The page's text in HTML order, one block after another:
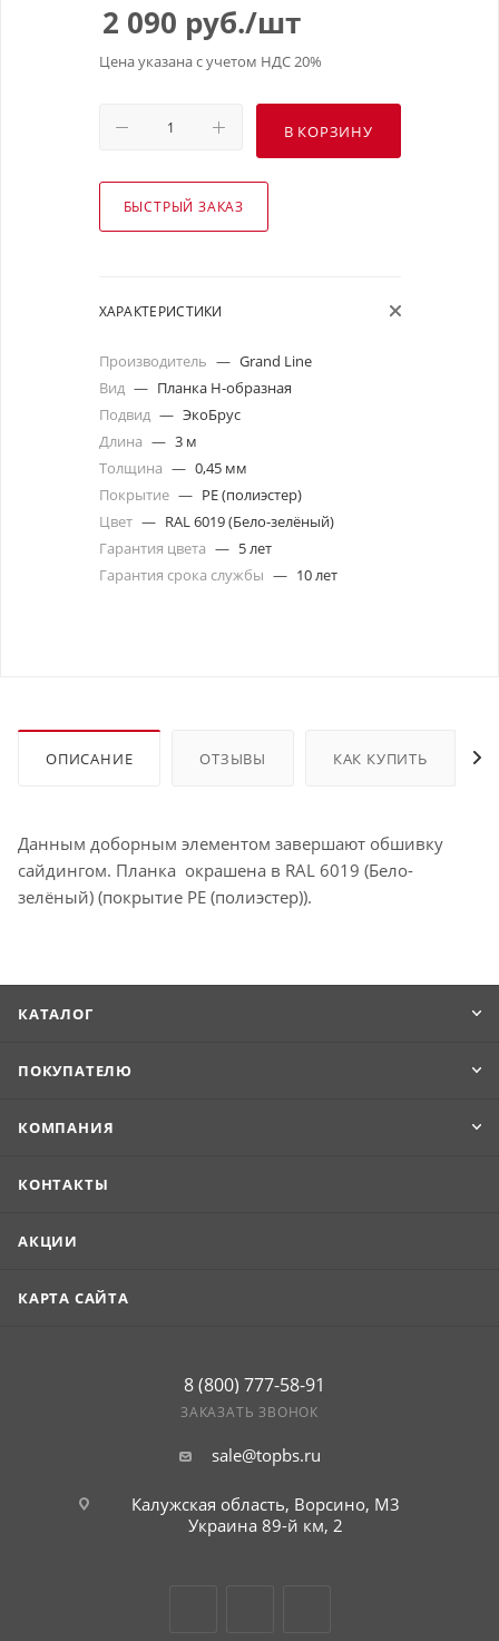
2 090 руб./шт
Цена указана с учетом НДС 20%
В КОРЗИНУ
БЫСТРЫЙ ЗАКАЗ
ХАРАКТЕРИСТИКИ
Производитель — Grand Line
Вид — Планка Н-образная
Подвид — ЭкоБрус
Длина — 3 м
Толщина — 0,45 мм
Покрытие — PE (полиэстер)
Цвет — RAL 6019 (Бело-зелёный)
Гарантия цвета — 5 лет
Гарантия срока службы — 10 лет
ОПИСАНИЕ ОТЗЫВЫ КАК КУПИТЬ
Данным доборным элементом завершают обшивку
сайдингом. Планка окрашена в RAL 6019 (Бело-
зелёный) (покрытие PE (полиэстер)).
КАТАЛОГ
ПОКУПАТЕЛЮ
КОМПАНИЯ
КОНТАКТЫ
АКЦИИ
КАРТА САЙТА
8 (800) 777-58-91
ЗАКАЗАТЬ ЗВОНОК
sale@topbs.ru
Калужская область, Ворсино, М3
Украина 89-й км, 2